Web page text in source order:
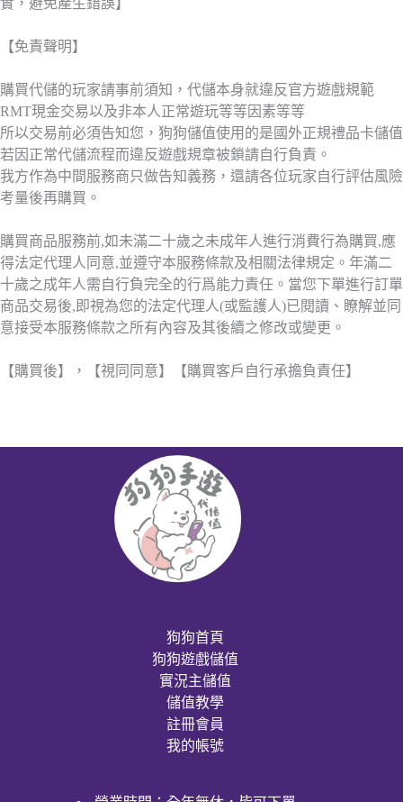
實，避免產生錯誤】
【免責聲明】
購買代儲的玩家請事前須知，代儲本身就違反官方遊戲規範
RMT現金交易以及非本人正常遊玩等等因素等等
所以交易前必須告知您，狗狗儲值使用的是國外正規禮品卡儲值
若因正常代儲流程而違反遊戲規章被鎖請自行負責。
我方作為中間服務商只做告知義務，還請各位玩家自行評估風險
考量後再購買。
購買商品服務前,如未滿二十歲之未成年人進行消費行為購買,應
得法定代理人同意,並遵守本服務條款及相關法律規定。年滿二
十歲之成年人需自行負完全的行爲能力責任。當您下單進行訂單
商品交易後,即視為您的法定代理人(或監護人)已閱讀、瞭解並同
意接受本服務條款之所有內容及其後續之修改或變更。
【購買後】，【視同同意】【購買客戶自行承擔負責任】
狗狗首頁
狗狗遊戲儲值
實況主儲值
儲值教學
註冊會員
我的帳號